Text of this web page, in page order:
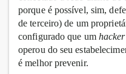
porque é possível, sim,
de terceiro) de um
configurado que um hacker
operou do seu
é melhor prevenir.